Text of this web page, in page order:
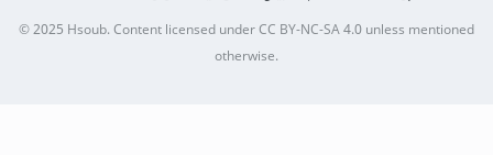
© 2025 Hsoub.Content licensed underCC BY-NC-SA 4.0unless mentioned
otherwise.